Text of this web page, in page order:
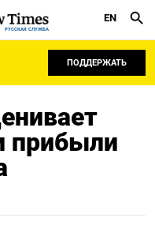
РУССКАЯ СЛУЖБА
EN
ПОДДЕРЖАТЬ
прибыли